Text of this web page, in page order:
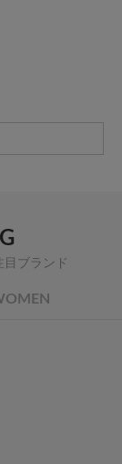
目ブランド